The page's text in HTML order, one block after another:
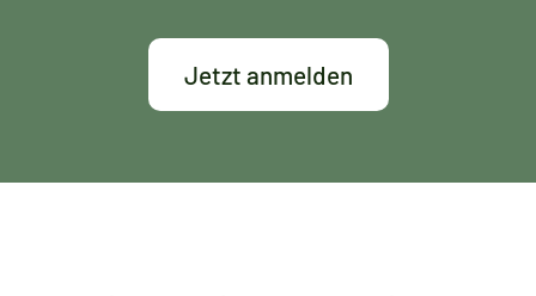
Jetzt anmelden